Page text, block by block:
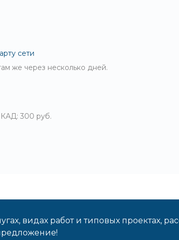
сети
же через несколько дней.
300 руб.
видах работ и типовых проектах,